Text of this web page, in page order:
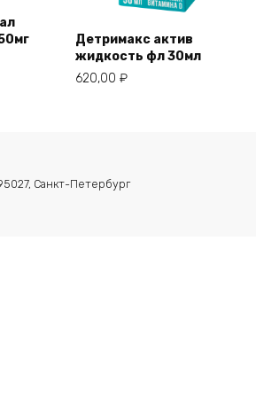
Детримакс актив
жидкость фл 30мл
620,00 ₽
Санкт-Петербург